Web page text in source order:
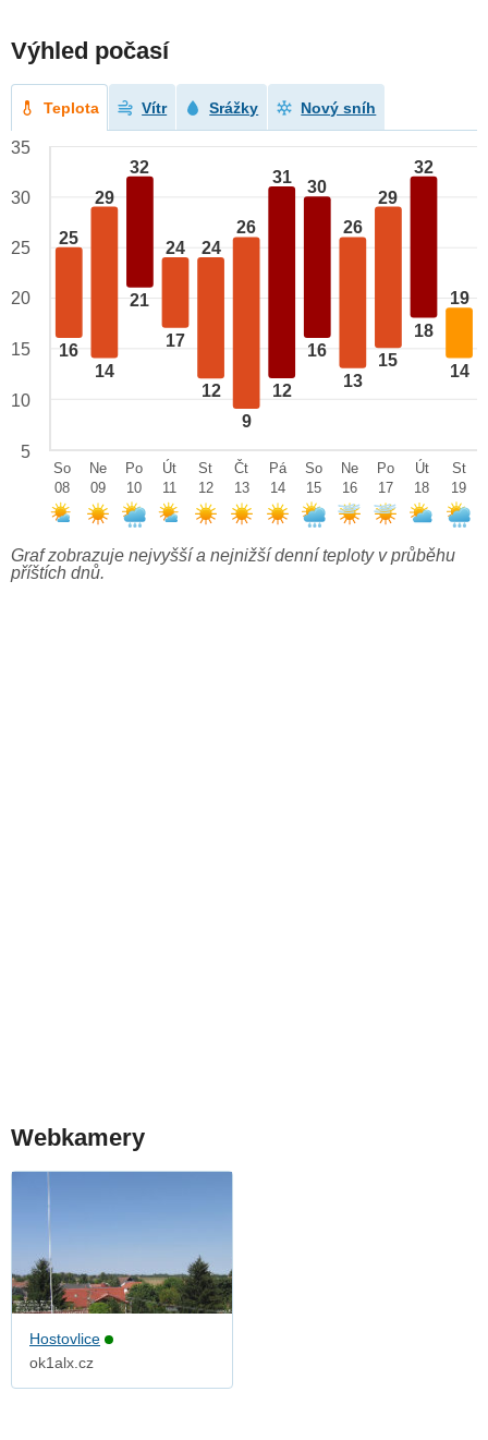
Výhled počasí
Teplota Vítr Srážky Nový sníh
25
16
29
14
32
21
24
17
24
12
26
9
31
12
30
16
26
13
29
15
32
18
19
14
35
30
25
20
15
10
5
So
08
Ne
09
Po
10
Út
11
St
12
Čt
13
Pá
14
So
15
Ne
16
Po
17
Út
18
St
19
Graf zobrazuje nejvyšší a nejnižší denní teploty v průběhu
příštích dnů.
Webkamery
Hostovlice
ok1alx.cz